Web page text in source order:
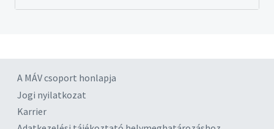
A MÁV csoport honlapja
Jogi nyilatkozat
Karrier